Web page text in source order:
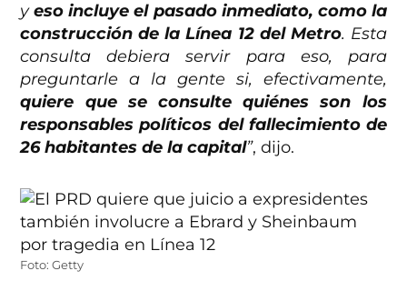
yeso incluye el pasado inmediato, como la
construcción de la Línea 12 del Metro. Esta
consulta debiera servir para eso, para
preguntarle a la gente si, efectivamente,
quiere que se consulte quiénes son los
responsables políticos del fallecimiento de
26 habitantes de la capital”, dijo.
Foto: Getty